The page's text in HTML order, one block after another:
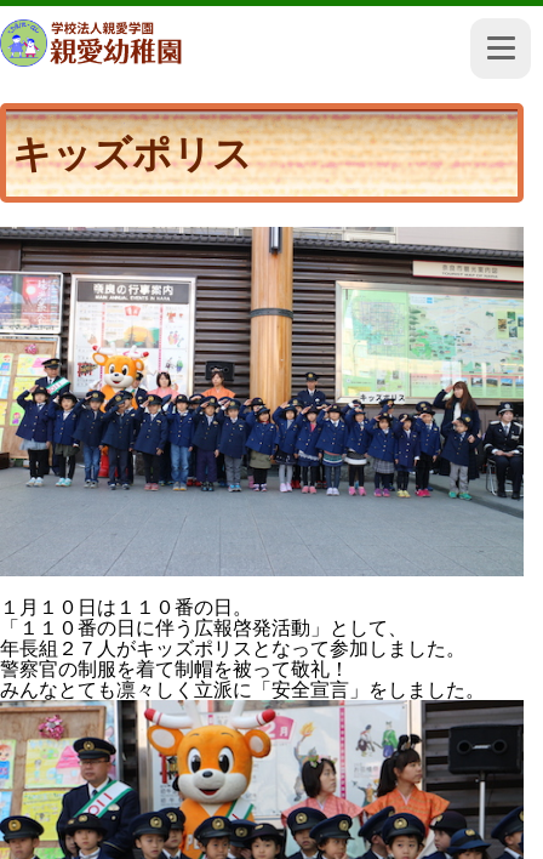
キッズポリス
１月１０日は１１０番の日。
「１１０番の日に伴う広報啓発活動」として、
年長組２７人がキッズポリスとなって参加しました。
警察官の制服を着て制帽を被って敬礼！
みんなとても凛々しく立派に「安全宣言」をしました。